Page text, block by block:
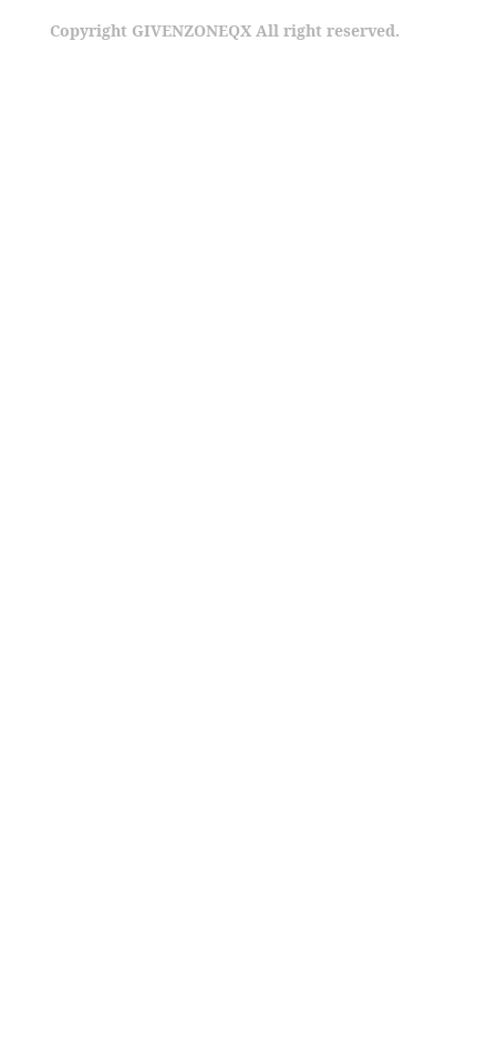
Copyright GIVENZONEQX All right reserved.